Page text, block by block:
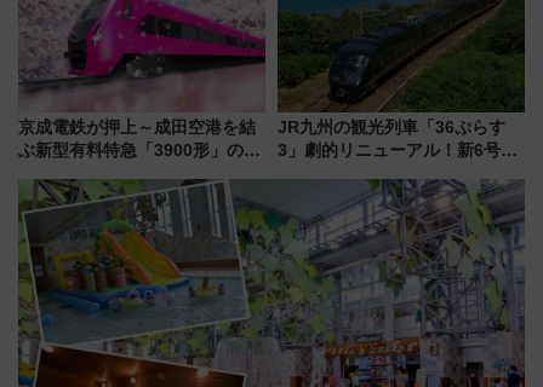
に
京成電鉄が押上～成田空港を結
ぶ新型有料特急「3900形」のコ
募集も実施
JR九州の観光列車「36ぷらす
3」劇的リニューアル！新6号車
別 “プレミアムランチ”導入･ル
ートや価格など解説